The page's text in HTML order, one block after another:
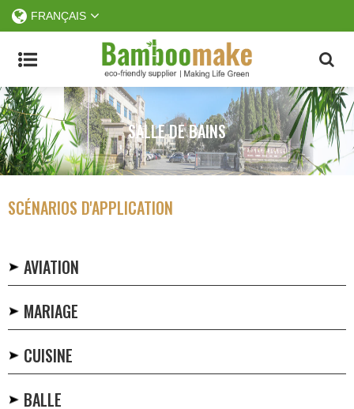
FRANÇAIS
SALLE DE BAINS
SCÉNARIOS D'APPLICATION
AVIATION
MARIAGE
CUISINE
BALLE